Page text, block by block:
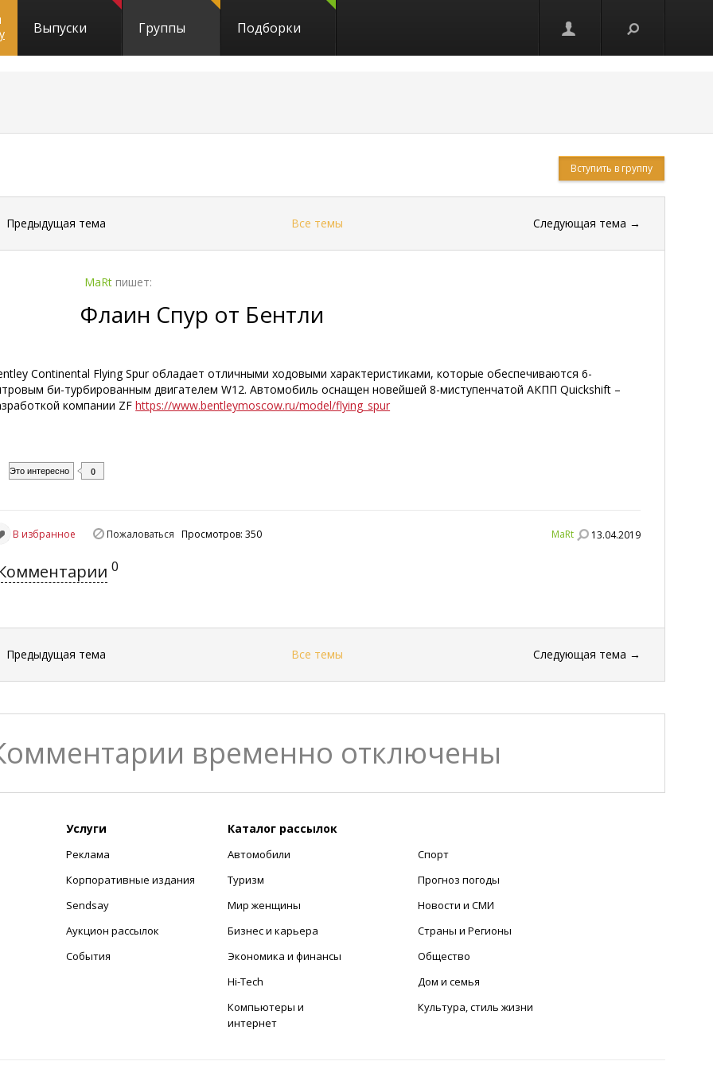
Выпуски Группы Подборки
Вступить в группу
Предыдущая тема Все темы Следующая тема →
MaRt пишет:
Флаин Спур от Бентли
Continental Flying Spur обладает отличными ходовыми характеристиками, которые обеспечиваются 6-
би-турбированным двигателем W12. Автомобиль оснащен новейшей 8-миступенчатой АКПП Quickshift –
компании ZFhttps://www.bentleymoscow.ru/model/flying_spur
Это интересно 0
MaRt 13.04.2019
В избранное Пожаловаться Просмотров: 350
0
Предыдущая тема Все темы Следующая тема →
временно отключены
Услуги
Реклама
Корпоративные издания
Sendsay
Аукцион рассылок
События
Каталог рассылок
Автомобили
Туризм
Мир женщины
Бизнес и карьера
Экономика и финансы
Hi-Tech
Компьютеры и
интернет
Спорт
Прогноз погоды
Новости и СМИ
Страны и Регионы
Общество
Дом и семья
Культура, стиль жизни